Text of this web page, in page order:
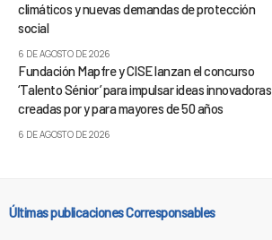
climáticos y nuevas demandas de protección
social
6 DE AGOSTO DE 2026
Fundación Mapfre y CISE lanzan el concurso
‘Talento Sénior’ para impulsar ideas innovadoras
creadas por y para mayores de 50 años
6 DE AGOSTO DE 2026
Últimas publicaciones Corresponsables